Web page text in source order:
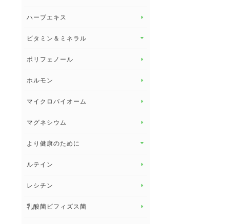
健康セミナー
ダイエット トップ
ハーブエキス
ビタミン＆ミネラル
ビタミン＆ミネラル トップ
ビタミンE
ポリフェノール
ホルモン
マイクロバイオーム
マグネシウム
より健康のために
より健康のために トップ
ルテイン
レシチン
乳酸菌ビフィズス菌